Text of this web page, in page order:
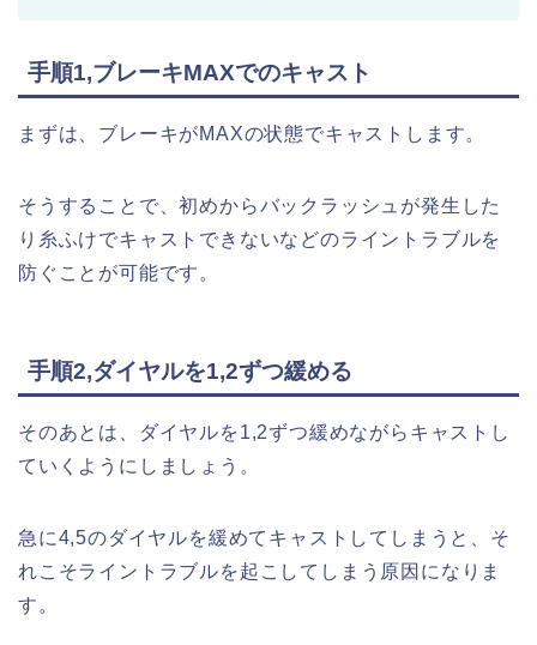
手順1,ブレーキMAXでのキャスト
まずは、ブレーキがMAXの状態でキャストします。
そうすることで、初めからバックラッシュが発生した
り糸ふけでキャストできないなどのライントラブルを
防ぐことが可能です。
手順2,ダイヤルを1,2ずつ緩める
そのあとは、ダイヤルを1,2ずつ緩めながらキャストし
ていくようにしましょう。
急に4,5のダイヤルを緩めてキャストしてしまうと、そ
れこそライントラブルを起こしてしまう原因になりま
す。